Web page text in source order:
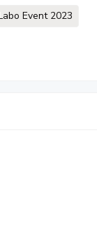
Event 2023